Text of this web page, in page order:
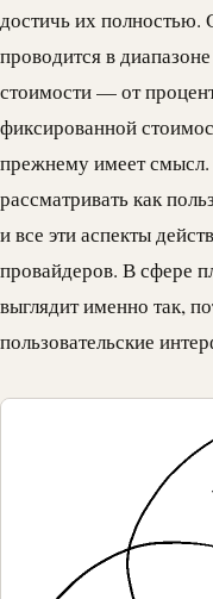
достичь их полностью.
проводится в
стоимости — от
фиксированной
прежнему имеет
рассматривать как
и все эти аспекты
провайдеров. В сфере
выглядит именно так,
пользовательские